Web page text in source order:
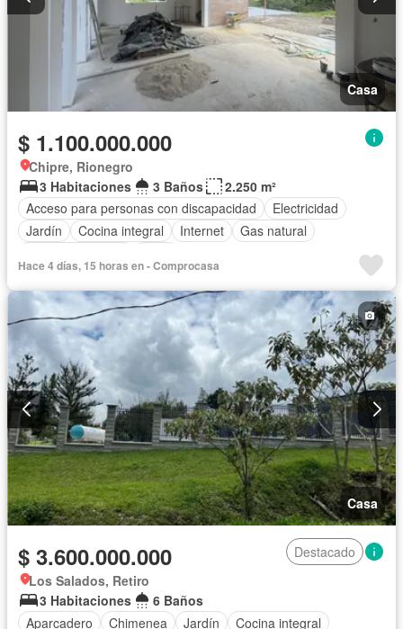
Casa
$ 1.100.000.000
Chipre, Rionegro
3 Habitaciones
3 Baños
2.250 m²
Acceso para personas con discapacidad
Electricidad
Jardín
Cocina integral Internet
Gas natural
Hace 4 días, 15 horas en - Comprocasa
Casa
$ 3.600.000.000
Destacado
Los Salados, Retiro
3 Habitaciones
6 Baños
Aparcadero
Chimenea Jardín
Cocina integral